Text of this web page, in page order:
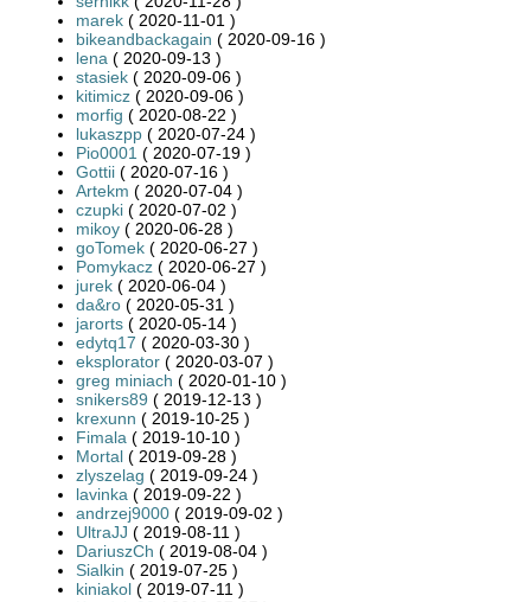
marek ( 2020-11-01 )
bikeandbackagain ( 2020-09-16 )
lena ( 2020-09-13 )
stasiek ( 2020-09-06 )
kitimicz ( 2020-09-06 )
morfig ( 2020-08-22 )
lukaszpp ( 2020-07-24 )
Pio0001 ( 2020-07-19 )
Gottii ( 2020-07-16 )
Artekm ( 2020-07-04 )
czupki ( 2020-07-02 )
mikoy ( 2020-06-28 )
goTomek ( 2020-06-27 )
Pomykacz ( 2020-06-27 )
jurek ( 2020-06-04 )
da&ro ( 2020-05-31 )
jarorts ( 2020-05-14 )
edytq17 ( 2020-03-30 )
eksplorator ( 2020-03-07 )
greg miniach ( 2020-01-10 )
snikers89 ( 2019-12-13 )
krexunn ( 2019-10-25 )
Fimala ( 2019-10-10 )
Mortal ( 2019-09-28 )
zlyszelag ( 2019-09-24 )
lavinka ( 2019-09-22 )
andrzej9000 ( 2019-09-02 )
UltraJJ ( 2019-08-11 )
DariuszCh ( 2019-08-04 )
Sialkin ( 2019-07-25 )
kiniakol ( 2019-07-11 )